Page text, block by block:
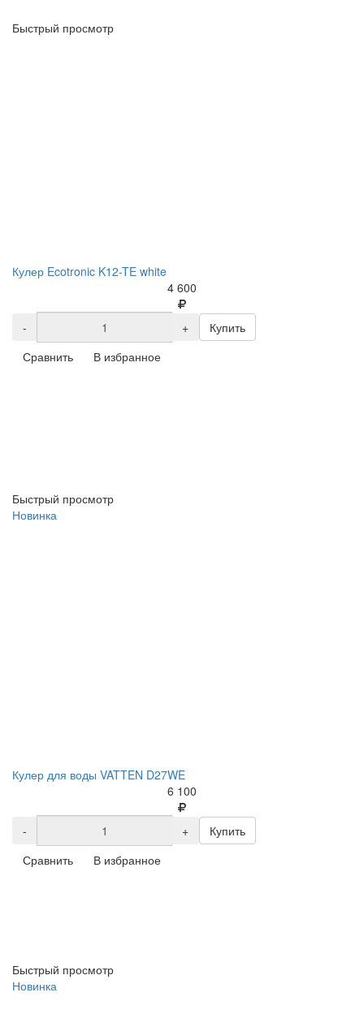
Быстрый просмотр
Кулер Ecotronic K12-TE white
4 600
- +
Купить
Сравнить
В избранное
Быстрый просмотр
Новинка
Кулер для воды VATTEN D27WE
6 100
- +
Купить
Сравнить
В избранное
Быстрый просмотр
Новинка